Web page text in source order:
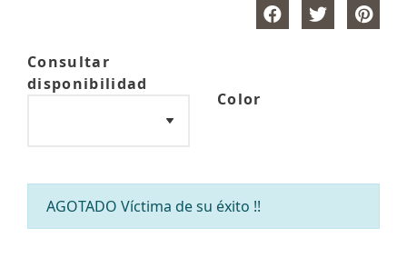
Consultar
disponibilidad
Color
AGOTADO Víctima de su éxito !!